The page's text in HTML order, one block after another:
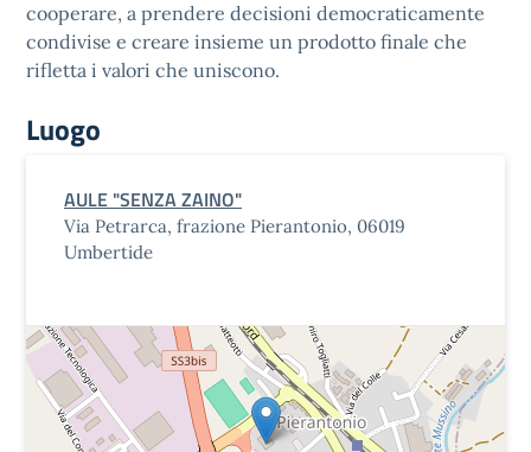
cooperare, a prendere decisioni democraticamente
condivise e creare insieme un prodotto finale che
rifletta i valori che uniscono.
Luogo
AULE "SENZA ZAINO"
Via Petrarca, frazione Pierantonio, 06019
Umbertide